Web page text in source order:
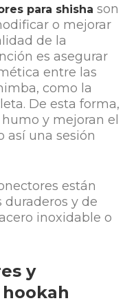
para shisha son
o mejorar
de la
es asegurar
entre las
como la
De esta forma,
y mejoran el
así una sesión
están
y de
inoxidable o
y